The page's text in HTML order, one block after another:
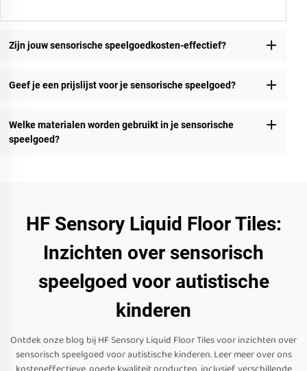
Zijn jouw sensorische speelgoedkosten-effectief?
Geef je een prijslijst voor je sensorische speelgoed?
Welke materialen worden gebruikt in je sensorische
speelgoed?
HF Sensory Liquid Floor Tiles:
Inzichten over sensorisch
speelgoed voor autistische
kinderen
Ontdek onze blog bij HF Sensory Liquid Floor Tiles voor inzichten over
sensorisch speelgoed voor autistische kinderen. Leer meer over ons